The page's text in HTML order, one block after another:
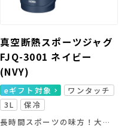
真空断熱スポーツジャグ
FJQ-3001 ネイビー
(NVY)
eギフト対象
ワンタッチ
3L
保冷
長時間スポーツの味方！大容量＆冷たさキープ